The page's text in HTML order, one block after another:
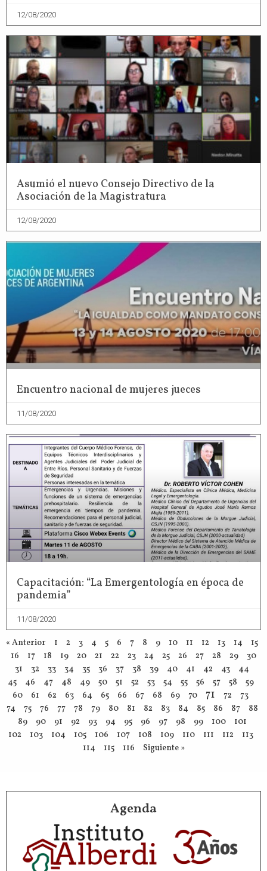
12/08/2020
Asumió el nuevo Consejo Directivo de la
Asociación de la Magistratura
12/08/2020
Encuentro nacional de mujeres jueces
11/08/2020
Capacitación: “La Emergentología en época de
pandemia”
11/08/2020
« Anterior 1 2 3 4 5 6 7 8 9 10 11 12 13 14
15
16
17 18 19 20 21 22 23 24 25 26 27 28 29
30
31
32 33 34 35 36 37 38 39 40 41 42 43
44
45
46 47 48 49 50 51 52 53 54 55 56 57 58
59
60
61 62 63 64 65 66 67 68 69 70 71 72
73
74
75 76 77 78 79 80 81 82 83 84 85 86 87
88
89
90 91 92 93 94 95 96 97 98 99 100
101
102
103 104 105 106 107 108 109 110 111 112
113
114
115 116 Siguiente »
Agenda